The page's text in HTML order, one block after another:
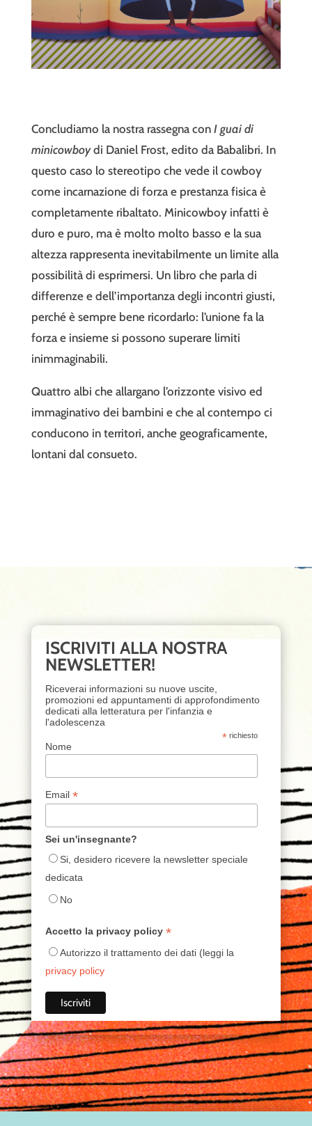
Concludiamo la nostra rassegna con I guai di
minicowboydi Daniel Frost, edito da Babalibri. In
questo caso lo stereotipo che vede il cowboy
come incarnazione di forza e prestanza fisica è
completamente ribaltato. Minicowboy infatti è
duro e puro, ma è molto molto basso e la sua
altezza rappresenta inevitabilmente un limite alla
possibilità di esprimersi. Un libro che parla di
differenze e dell’importanza degli incontri giusti,
perché è sempre bene ricordarlo: l’unione fa la
forza e insieme si possono superare limiti
inimmaginabili.
Quattro albi che allargano l’orizzonte visivo ed
immaginativo dei bambini e che al contempo ci
conducono in territori, anche geograficamente,
lontani dal consueto.
ISCRIVITI ALLA NOSTRA
NEWSLETTER!
Riceverai informazioni su nuove uscite,
promozioni ed appuntamenti di approfondimento
dedicati alla letteratura per l'infanzia e
l'adolescenza
* richiesto
Nome
Email *
Sei un'insegnante?
Si, desidero ricevere la newsletter speciale
dedicata
No
Accetto la privacy policy *
Autorizzo il trattamento dei dati (leggi la
privacy policy